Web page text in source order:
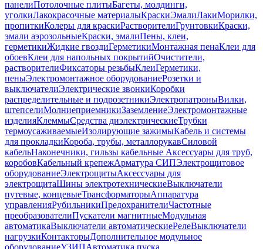
панелиПотолочные плитыБагеты, молдинги,
уголкиЛакокрасочные материалыКраскиЭмалиЛакиМорилки,
пропиткиКолеры для краскиРастворителиГрунтовкиКраски,
эмали аэрозольныеКраски, эмалиПены, клеи,
герметикиЖидкие гвоздиГерметикиМонтажная пенаКлеи для
обоевКлеи для напольных покрытийОчистители,
растворителиФиксаторы резьбыКлеиГерметики,
пеныЭлектромонтажное оборудованиеРозетки и
выключателиЭлектрические звонкиКоробки
распределительные и подрозетникиЭлектропатроныВилки,
штепселиМолниеприемникиЗаземлениеЭлектромонтажные
изделияКлеммыСредства диэлектрическиеТрубки
термоусаживаемыеИзолирующие зажимыКабель и системы
для прокладкиКороба, трубы, металлорукавСиловой
кабельНаконечники, гильзы кабельные Аксессуары для труб,
коробовКабельный крепежАрматура СИПЭлектрощитовое
оборудованиеЭлектрощитыАксессуары для
электрощитаШины электротехническиеВыключатели
путевые, концевыеТрансформаторыАппаратура
управленияРубильникиПредохранителиЧастотные
преобразователиПускатели магнитныеМодульная
автоматикаВыключатели автоматическиеРелеВыключатели
нагрузкиКонтакторыДополнительное модульное
оборудованиеУЗИПАвтоматика пуска